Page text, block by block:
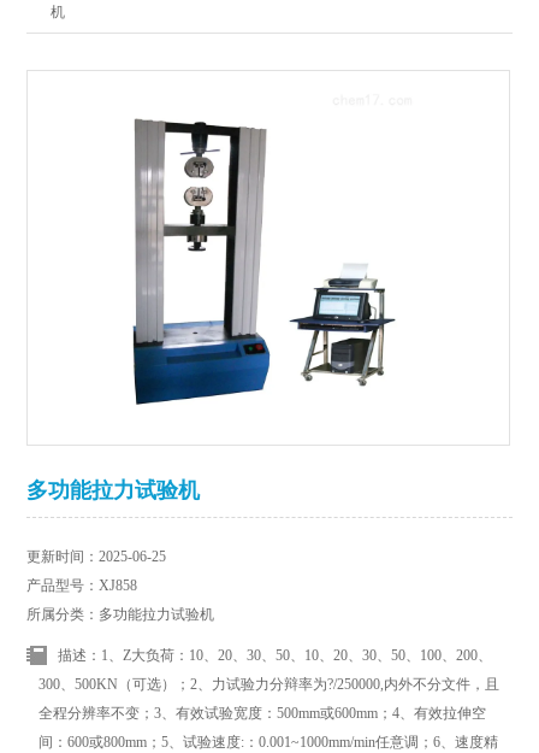
机
多功能拉力试验机
更新时间：2025-06-25
产品型号：XJ858
所属分类：多功能拉力试验机
描述：1、Z大负荷：10、20、30、50、10、20、30、50、100、200、
300、500KN（可选）；2、力试验力分辩率为?/250000,内外不分文件，且
全程分辨率不变；3、有效试验宽度：500mm或600mm；4、有效拉伸空
间：600或800mm；5、试验速度:：0.001~1000mm/min任意调；6、速度精